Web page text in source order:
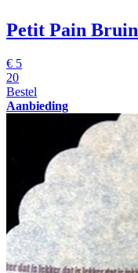
Petit Pain Bruin
€ 5
20
Bestel
Aanbieding